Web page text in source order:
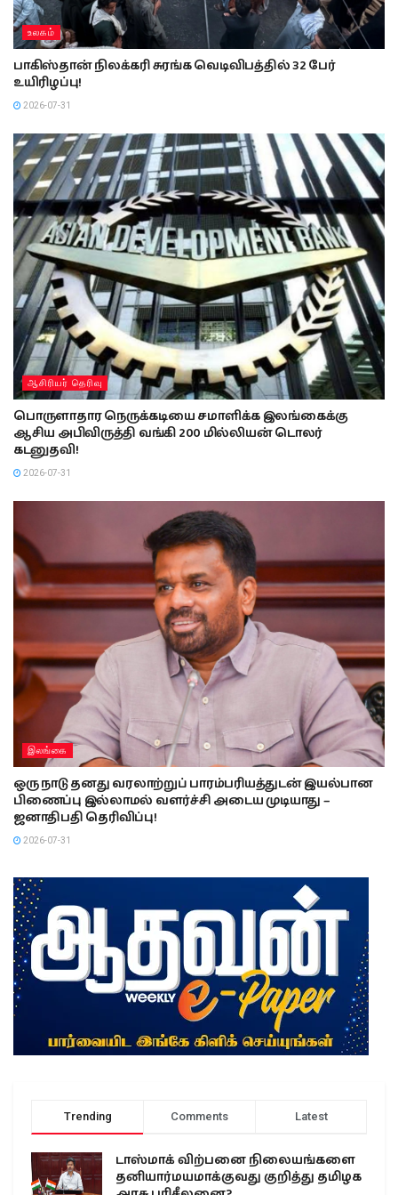
உலகம்
பாகிஸ்தான் நிலக்கரி சுரங்க வெடிவிபத்தில் 32 பேர்
உயிரிழப்பு!
2026-07-31
ஆசிரியர் தெரிவு
பொருளாதார நெருக்கடியை சமாளிக்க இலங்கைக்கு
ஆசிய அபிவிருத்தி வங்கி 200 மில்லியன் டொலர்
கடனுதவி!
2026-07-31
இலங்கை
ஒரு நாடு தனது வரலாற்றுப் பாரம்பரியத்துடன் இயல்பான
பிணைப்பு இல்லாமல் வளர்ச்சி அடைய முடியாது –
ஜனாதிபதி தெரிவிப்பு!
2026-07-31
Trending Comments Latest
டாஸ்மாக் விற்பனை நிலையங்களை
தனியார்மயமாக்குவது குறித்து தமிழக